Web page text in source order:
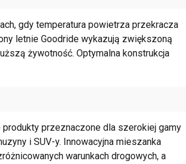
gdy temperatura powietrza przekracza
letnie Goodride wykazują zwiększoną
żywotność. Optymalna konstrukcja
przeznaczone dla szerokiej gamy
i SUV-y. Innowacyjna mieszanka
warunkach drogowych, a